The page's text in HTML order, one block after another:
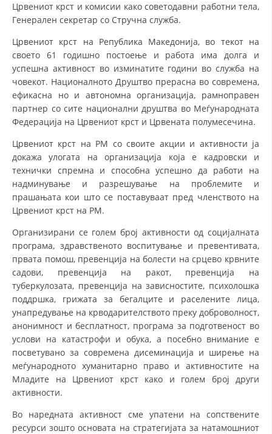
СТРУКТУРА НА ОРГАНИЗАЦИЈАТА
КОНТАКТ ИНФОРМАЦИИ
ЧЛЕНСТВО ВО ПРОФЕСИОНАЛНИ ТЕЛА
ЗАКОН ЗА ЦКРМ
СТАТУТ НА ЦКРМ
ОРГАНИЗАЦИЈА И РАЗВОЈ
РАКОВОДЕН ОДБОР
СОБРАНИЕ
ДИСЕМИНАЦИЈА
MЕЃУНАРОДНО ХУМАНИТАРНО ПРАВО
ПРОМОЦИЈА НА ХУМАНИ ВРЕДНОСТИ
УПОТРЕБА И ЗАШТИТА НА АМБЛЕМОТ
КАКО ДА ДОНИРАТЕ
Црвениот крст и комисии како со­ве­тодавни работни тела,
Генерален секретар со Стручна служба.
Црвениот крст на Република Македонија, во текот на
своето 61 годишно постоење и работа има долга и
успешна активност во изминатите години во служба на
човекот. Националното Друштво прерасна во современа,
ефикасна но и автономна организација, рамноправен
партнер со сите национални друштва во Меѓународната
Федерација на Црвениот крст и Црвената полумесечина.
Црвениот крст на РМ со своите акции и активности ја
докажа улогата на организација која е кадровски и
технички спремна и способна успешно да работи на
надминување и разрешување на проблемите и
прашањата кои што се поставуваат пред членството на
Црвениот крст на РМ.
Организирани се голем број активности од социјалната
програма, здравственото воспитување и превентивата,
првата помош, превенција на болести на срцево крвните
садови, превенција на ракот, превенција на
туберкулозата, превенција на зависностите, психолошка
поддршка, грижата за бегалците и раселените лица,
унапредување на крводарителството преку доброволност,
анонимност и бесплатност, програма за подготвеност во
услови на катастрофи и обука, а посебно внимание е
посветувано за современа дисеминација и ширење на
меѓународното хуманитарно право и активностите на
Младите на Црвениот крст како и голем број други
активности.
Во наредната активност сме упатени на сопствените
ресурси зошто основата на стратегијата за натамошниот